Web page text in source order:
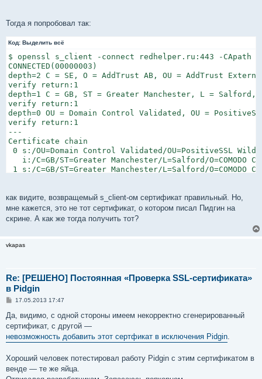
Тогда я попробовал так:
Код: Выделить всё
$ openssl s_client -connect redhelper.ru:443 -
CONNECTED(00000003)
depth=2 C = SE, O = AddTrust AB, OU = AddTrust
verify return:1
depth=1 C = GB, ST = Greater Manchester, L = Salford,
verify return:1
depth=0 OU = Domain Control Validated, OU =
verify return:1
---
Certificate chain
0 s:/OU=Domain Control Validated/OU=PositiveSSL
i:/C=GB/ST=Greater Manchester/L=Salford/O=COMODO
1 s:/C=GB/ST=Greater Manchester/L=Salford/O=COMODO
i:/C=SE/O=AddTrust AB/OU=AddTrust External TTP
---
Server certificate
-----BEGIN CERTIFICATE-----
UY/oe79OanHNsL4uW7XLEZ+QJeTSEa8qM9a6BGy7qeV/
HQYDVR0OBBYEFA70bMgNRkuOg3E1fWoM9Sbltp/+MA4GA1UdDwEB/
как видите, возвращемый s_client-ом сертификат правильный. Но,
мне кажется, это не тот сертификат, о котором писал Пидгин на
скрине. А как же тогда получить тот?
vkapas
Re: [РЕШЕНО] Постоянная «Проверка SSL-сертификата»
в Pidgin
С
о
б
щ
е
н
е
17.05.2013 17:47
Да, видимо, с одной стороны имеем некорректно сгенерированный
сертификат, с другой —
невозможность добавить этот сертфикат в исключения Pidgin
Хороший человек потестировал работу Pidgin с этим сертификатом в
венде — те же яйца.